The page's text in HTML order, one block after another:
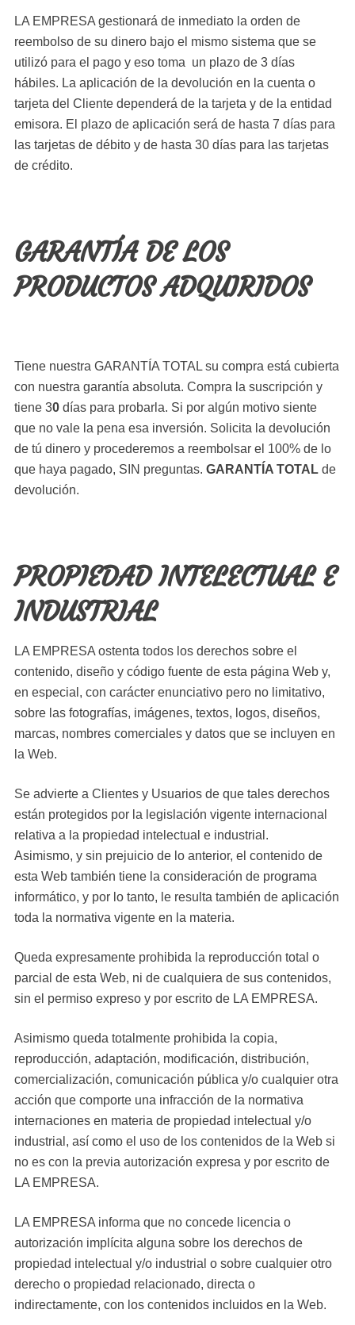
LA EMPRESA gestionará de inmediato la orden de
reembolso de su dinero bajo el mismo sistema que se
utilizó para el pago y eso toma un plazo de 3 días
hábiles. La aplicación de la devolución en la cuenta o
tarjeta del Cliente dependerá de la tarjeta y de la entidad
emisora. El plazo de aplicación será de hasta 7 días para
las tarjetas de débito y de hasta 30 días para las tarjetas
de crédito.
GARANTÍA DE LOS
PRODUCTOS ADQUIRIDOS
Tiene nuestra GARANTÍA TOTAL su compra está cubierta
con nuestra garantía absoluta. Compra la suscripción y
tiene 30días para probarla. Si por algún motivo siente
que no vale la pena esa inversión. Solicita la devolución
de tú dinero y procederemos a reembolsar el 100% de lo
que haya pagado, SIN preguntas. GARANTÍA TOTALde
devolución.
PROPIEDAD INTELECTUAL E
INDUSTRIAL
LA EMPRESA ostenta todos los derechos sobre el
contenido, diseño y código fuente de esta página Web y,
en especial, con carácter enunciativo pero no limitativo,
sobre las fotografías, imágenes, textos, logos, diseños,
marcas, nombres comerciales y datos que se incluyen en
la Web.
Se advierte a Clientes y Usuarios de que tales derechos
están protegidos por la legislación vigente internacional
relativa a la propiedad intelectual e industrial.
Asimismo, y sin prejuicio de lo anterior, el contenido de
esta Web también tiene la consideración de programa
informático, y por lo tanto, le resulta también de aplicación
toda la normativa vigente en la materia.
Queda expresamente prohibida la reproducción total o
parcial de esta Web, ni de cualquiera de sus contenidos,
sin el permiso expreso y por escrito de LA EMPRESA.
Asimismo queda totalmente prohibida la copia,
reproducción, adaptación, modificación, distribución,
comercialización, comunicación pública y/o cualquier otra
acción que comporte una infracción de la normativa
internaciones en materia de propiedad intelectual y/o
industrial, así como el uso de los contenidos de la Web si
no es con la previa autorización expresa y por escrito de
LA EMPRESA.
LA EMPRESA informa que no concede licencia o
autorización implícita alguna sobre los derechos de
propiedad intelectual y/o industrial o sobre cualquier otro
derecho o propiedad relacionado, directa o
indirectamente, con los contenidos incluidos en la Web.